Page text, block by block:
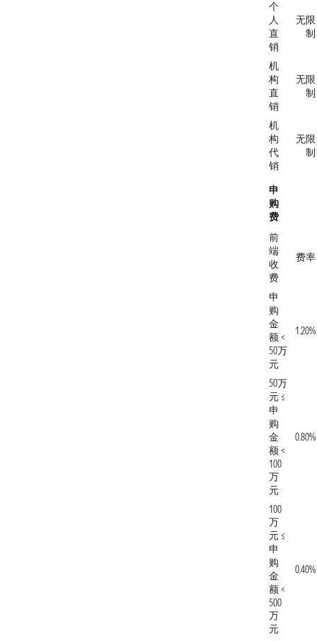
个
人
直
销
无限
制
机
构
直
销
无限
制
机
构
代
销
无限
制
申
购
费
前
端
收
费
费率
申
购
金
额 <
50万
元
1.20%
50万
元 ≤
申
购
金
额 <
100
万
元
0.80%
100
万
元 ≤
申
购
金
额 <
500
万
元
0.40%